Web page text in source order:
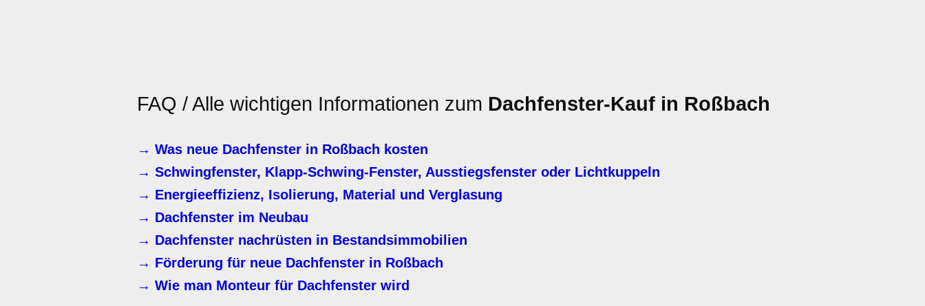
FAQ / Alle wichtigen Informationen zum Dachfenster-Kauf in Roßbach
→ Was neue Dachfenster in Roßbach kosten
→ Schwingfenster, Klapp-Schwing-Fenster, Ausstiegsfenster oder Lichtkuppeln
→ Energieeffizienz, Isolierung, Material und Verglasung
→ Dachfenster im Neubau
→ Dachfenster nachrüsten in Bestandsimmobilien
→ Förderung für neue Dachfenster in Roßbach
→ Wie man Monteur für Dachfenster wird